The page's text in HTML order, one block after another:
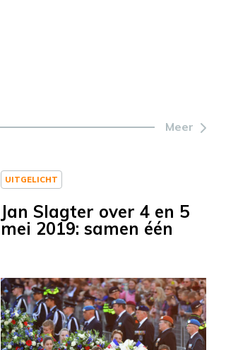
Meer
UITGELICHT
Jan Slagter over 4 en 5
mei 2019: samen één